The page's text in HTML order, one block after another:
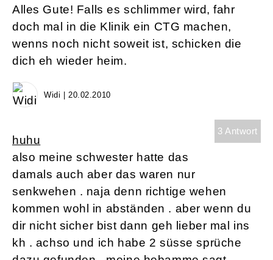
Alles Gute! Falls es schlimmer wird, fahr
doch mal in die Klinik ein CTG machen,
wenns noch nicht soweit ist, schicken die
dich eh wieder heim.
Widi | 20.02.2010
3 Antwort
huhu
also meine schwester hatte das
damals auch aber das waren nur
senkwehen . naja denn richtige wehen
kommen wohl in abständen . aber wenn du
dir nicht sicher bist dann geh lieber mal ins
kh . achso und ich habe 2 süsse sprüche